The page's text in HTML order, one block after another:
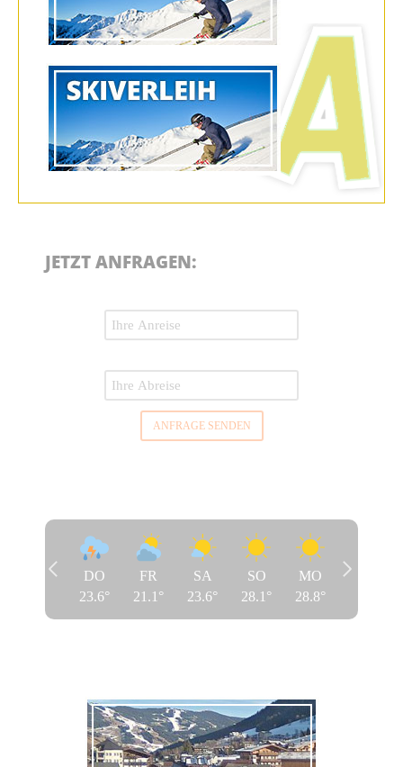
JETZT ANFRAGEN:
ANFRAGE SENDEN
DO
23.6°
FR
21.1 °
SA
23.6°
SO
28.1 °
MO
28.8°